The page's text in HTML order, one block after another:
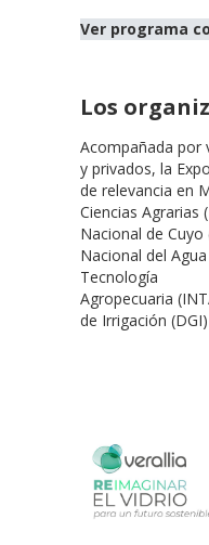
Ver programa
Los
Acompañada por
y privados, la
de relevancia en
Ciencias Agrarias
Nacional de
Nacional del
Tecnología
Agropecuaria
de Irrigación